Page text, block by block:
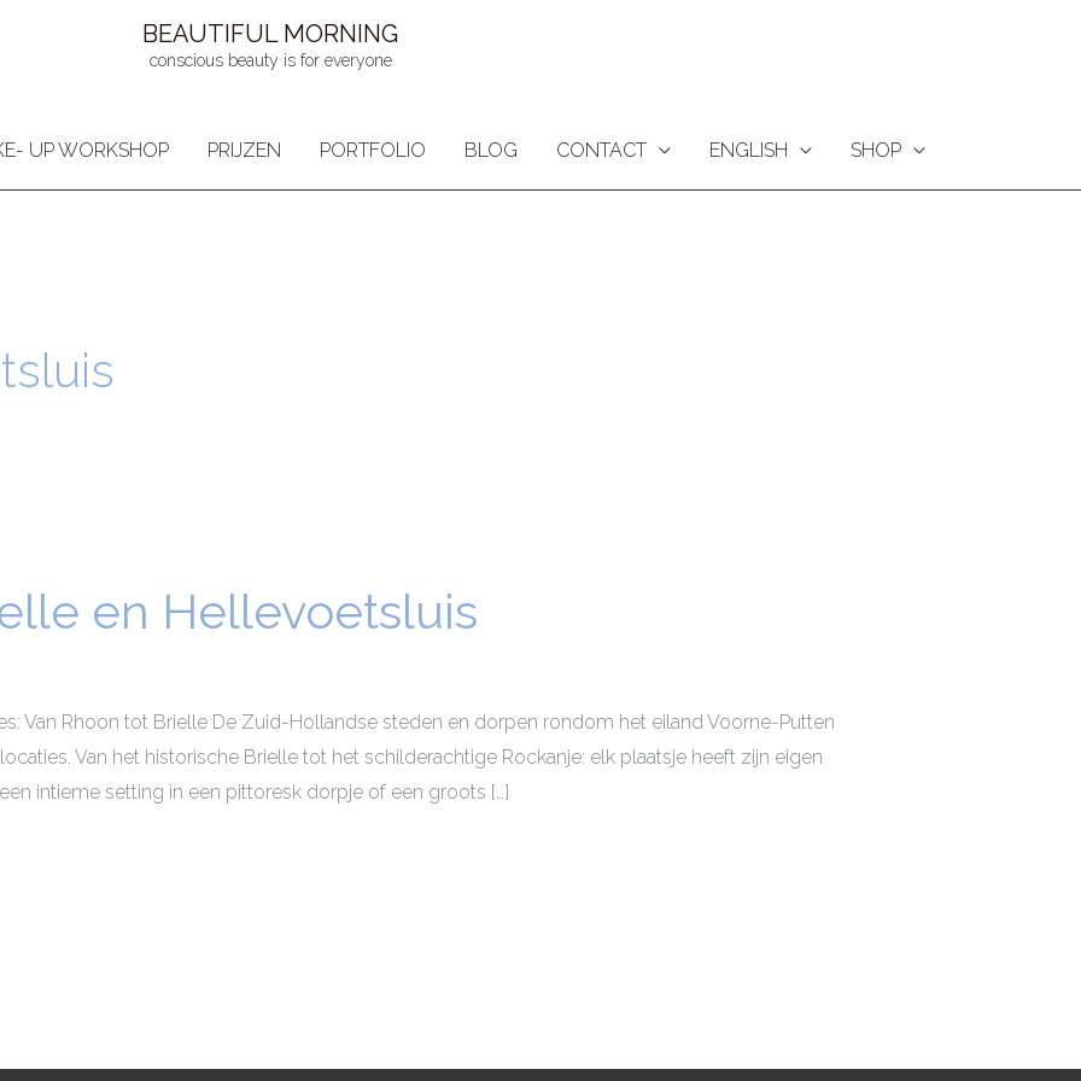
BEAUTIFUL MORNING
conscious beauty is for everyone
UP WORKSHOP PRIJZEN PORTFOLIO BLOG CONTACT ENGLISH SHOP
en Hellevoetsluis
Van Rhoon tot Brielle De Zuid-Hollandse steden en dorpen rondom het eiland Voorne-Putten
Van het historische Brielle tot het schilderachtige Rockanje: elk plaatsje heeft zijn eigen
intieme setting in een pittoresk dorpje of een groots […]